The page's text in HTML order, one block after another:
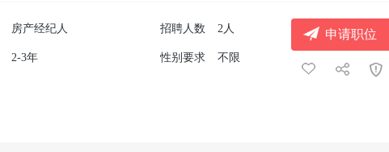
申请职位
房产经纪人 招聘人数 2人
2-3年 性别要求 不限